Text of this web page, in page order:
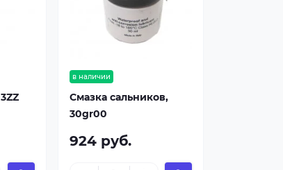
в наличии
Смазка сальников,
30gr00
924 руб.